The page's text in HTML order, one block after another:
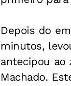
Depois do
minutos,
antecipou ao
Machado.